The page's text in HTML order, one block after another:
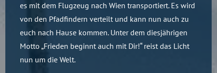
es mit dem Flugzeug nach Wien transportiert. Es wird
von den Pfadfindern verteilt und kann nun auch zu
euch nach Hause kommen. Unter dem diesjährigen
Motto „Frieden beginnt auch mit Dir!“ reist das Licht
nun um die Welt.